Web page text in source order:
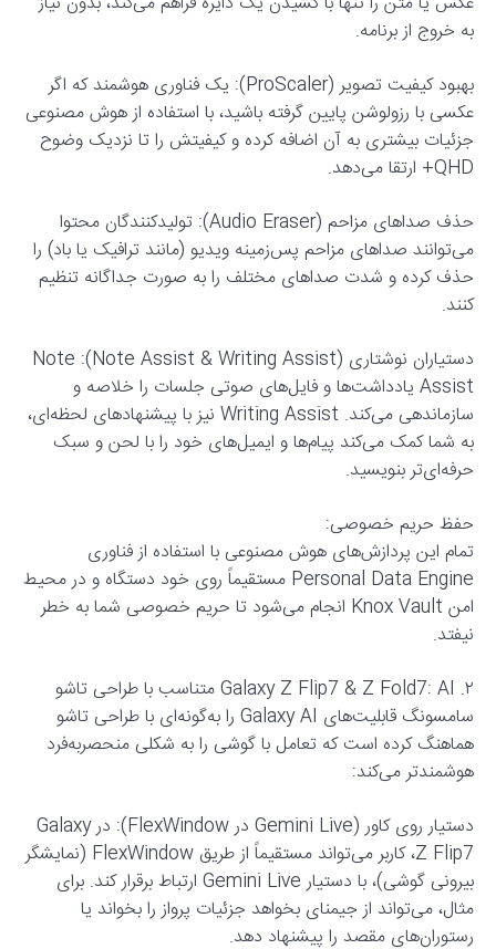
به خروج از برنامه.
بهبود کیفیت تصویر (ProScaler): یک فناوری هوشمند که اگر
عکسی با رزولوشن پایین گرفته باشید، با استفاده از هوش مصنوعی
جزئیات بیشتری به آن اضافه کرده و کیفیتش را تا نزدیک وضوح
QHD+ ارتقا می‌دهد.
حذف صداهای مزاحم (Audio Eraser): تولیدکنندگان محتوا
می‌توانند صداهای مزاحم پس‌زمینه ویدیو (مانند ترافیک یا باد) را
حذف کرده و شدت صداهای مختلف را به صورت جداگانه تنظیم
کنند.
دستیاران نوشتاری (Note Assist & Writing Assist): Note
Assist یادداشت‌ها و فایل‌های صوتی جلسات را خلاصه و
سازماندهی می‌کند. Writing Assist نیز با پیشنهادهای لحظه‌ای،
به شما کمک می‌کند پیام‌ها و ایمیل‌های خود را با لحن و سبک
حرفه‌ای‌تر بنویسید.
حفظ حریم خصوصی:
تمام این پردازش‌های هوش مصنوعی با استفاده از فناوری
Personal Data Engine مستقیماً روی خود دستگاه و در محیط
امن Knox Vault انجام می‌شود تا حریم خصوصی شما به خطر
نیفتد.
۲. Galaxy Z Flip7 & Z Fold7: AI متناسب با طراحی تاشو
سامسونگ قابلیت‌های Galaxy AI را به‌گونه‌ای با طراحی تاشو
هماهنگ کرده است که تعامل با گوشی را به شکلی منحصربه‌فرد
هوشمندتر می‌کند:
دستیار روی کاور (Gemini Live در FlexWindow): در Galaxy
Z Flip7، کاربر می‌تواند مستقیماً از طریق FlexWindow (نمایشگر
بیرونی گوشی)، با دستیار Gemini Live ارتباط برقرار کند. برای
مثال، می‌تواند از جیمنای بخواهد جزئیات پرواز را بخواند یا
رستوران‌های مقصد را پیشنهاد دهد.